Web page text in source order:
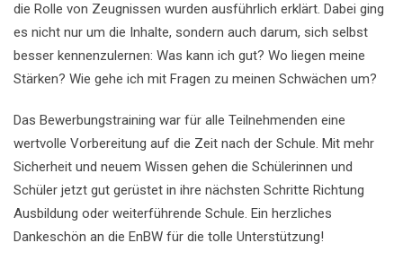
die Rolle von Zeugnissen wurden ausführlich erklärt. Dabei ging
es nicht nur um die Inhalte, sondern auch darum, sich selbst
besser kennenzulernen: Was kann ich gut? Wo liegen meine
Stärken? Wie gehe ich mit Fragen zu meinen Schwächen um?
Das Bewerbungstraining war für alle Teilnehmenden eine
wertvolle Vorbereitung auf die Zeit nach der Schule. Mit mehr
Sicherheit und neuem Wissen gehen die Schülerinnen und
Schüler jetzt gut gerüstet in ihre nächsten Schritte Richtung
Ausbildung oder weiterführende Schule. Ein herzliches
Dankeschön an die EnBW für die tolle Unterstützung!